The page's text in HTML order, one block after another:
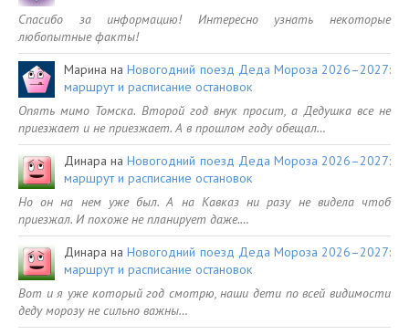
Спасибо за информацию! Интересно узнать некоторые
любопытные факты!
Марина наНовогодний поезд Деда Мороза 2026–2027:
маршрут и расписание остановок
Опять мимо Томска. Второй год внук просит, а Дедушка все не
приезжает и не приезжает. А в прошлом году обещал…
Динара наНовогодний поезд Деда Мороза 2026–2027:
маршрут и расписание остановок
Но он на нем уже был. А на Кавказ ни разу не видела чтоб
приезжал. И похоже не планирует даже.…
Динара наНовогодний поезд Деда Мороза 2026–2027:
маршрут и расписание остановок
Вот и я уже который год смотрю, наши дети по всей видимости
деду морозу не сильно важны…